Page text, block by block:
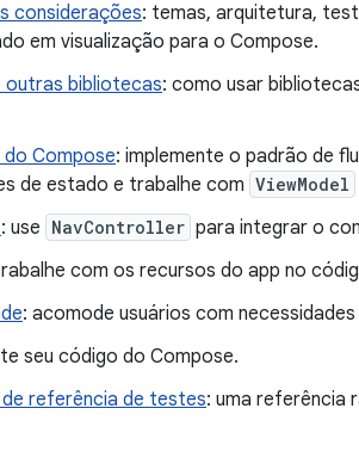
considerações: temas, arquitetura,
em visualização para o Compose.
outras bibliotecas: como usar
Compose: implemente o padrão de
de estado e trabalhe com ViewModel
: use NavController para integrar o
com os recursos do app no
: acomode usuários com
seu código do Compose.
de referência de testes: uma referência